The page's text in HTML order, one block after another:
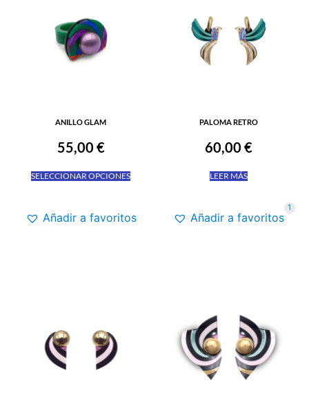
ANILLO GLAM
55,00 €
SELECCIONAR OPCIONES
Añadir a favoritos
PALOMA RETRO
60,00 €
LEER MÁS
Añadir a favoritos
1